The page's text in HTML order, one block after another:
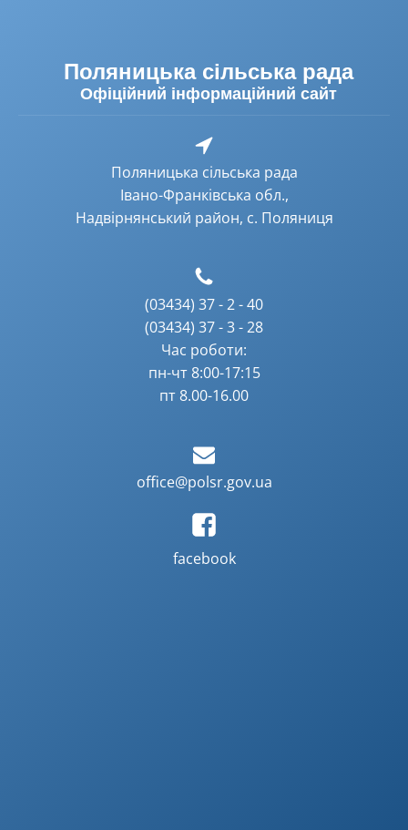
Поляницька сільська рада
Офіційний інформаційний сайт
Поляницька сільська рада
Івано-Франківська обл.,
Надвірнянський район, с. Поляниця
(03434) 37 - 2 - 40
(03434) 37 - 3 - 28
Час роботи:
пн-чт 8:00-17:15
пт 8.00-16.00
office@polsr.gov.ua
facebook